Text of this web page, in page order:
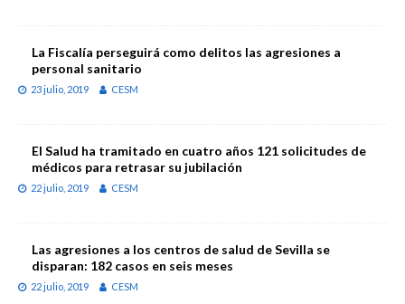
La Fiscalía perseguirá como delitos las agresiones a
personal sanitario
23 julio, 2019 CESM
El Salud ha tramitado en cuatro años 121 solicitudes de
médicos para retrasar su jubilación
22 julio, 2019 CESM
Las agresiones a los centros de salud de Sevilla se
disparan: 182 casos en seis meses
22 julio, 2019 CESM